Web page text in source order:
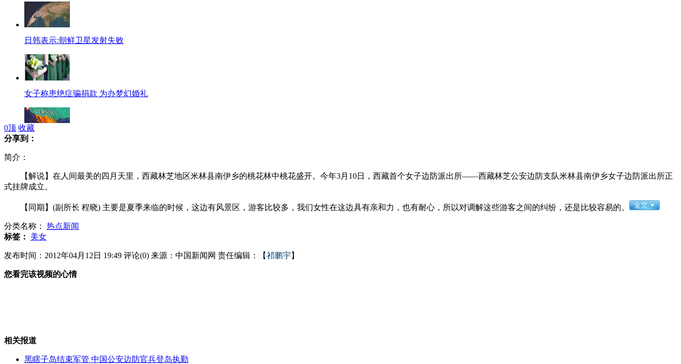
日韩表示:朝鲜卫星发射失败
女子称患绝症骗捐款 为办梦幻婚礼
西安一公车被曝1年半违法103次
朝鲜发射光明星3号卫星
0顶 收藏
分享到：
简介：
【解说】在人间最美的四月天里，西藏林芝地区米林县南伊乡的桃花林中桃花盛开。今年3月10日，西藏首个女子边防派出所——西藏林芝公安边防支队米林县南伊乡女子边防派出所正
式挂牌成立。
【同期】(副所长 程晓) 主要是夏季来临的时候，这边有风景区，游客比较多，我们女性在这边具有亲和力，也有耐心，所以对调解这些游客之间的纠纷，还是比较容易的。
分类名称： 热点新闻
标签：
美女
发布时间：2012年04月12日 19:49 评论(0) 来源：中国新闻网 责任编辑：【祁鹏宇】
您看完该视频的心情
相关报道
黑瞎子岛结束军管 中国公安边防官兵登岛执勤